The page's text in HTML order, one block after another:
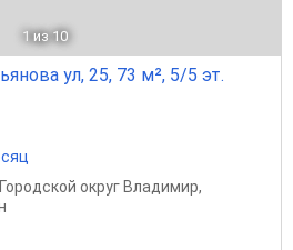
1 из 10
ул, 25, 73 м², 5/5 эт.
Городской округ Владимир,